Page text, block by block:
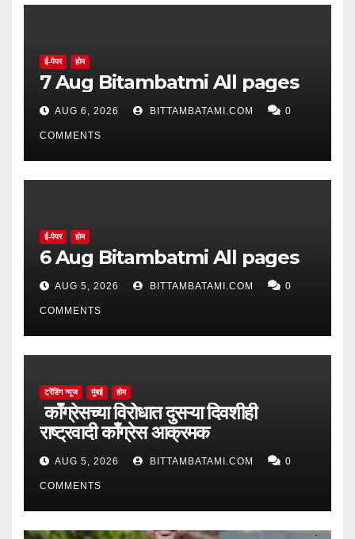
ई-पेपर होम
7 Aug Bitambatmi All pages
AUG 6, 2026 BITTAMBATAMI.COM 0
COMMENTS
ई-पेपर होम
6 Aug Bitambatmi All pages
AUG 5, 2026 BITTAMBATAMI.COM 0
COMMENTS
ट्रेंडिंग न्यूज मुंबई होम
काँग्रेसच्या विरोधात दुसऱ्या दिवशीही
राष्ट्रवादी काँग्रेस आक्रमक
AUG 5, 2026 BITTAMBATAMI.COM 0
COMMENTS